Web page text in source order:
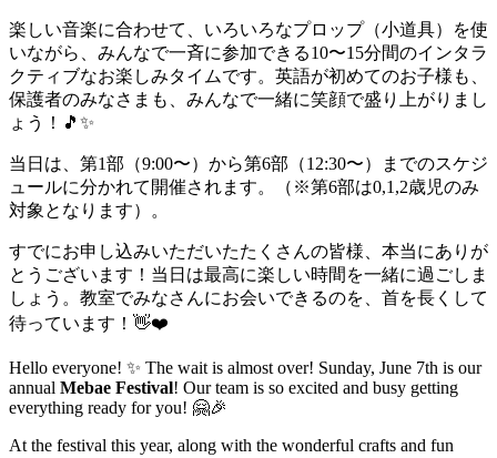
楽しい音楽に合わせて、いろいろなプロップ（小道具）を使
いながら、みんなで一斉に参加できる10〜15分間のインタラ
クティブなお楽しみタイムです。英語が初めてのお子様も、
保護者のみなさまも、みんなで一緒に笑顔で盛り上がりまし
ょう！🎵✨
当日は、第1部（9:00〜）から第6部（12:30〜）までのスケジ
ュールに分かれて開催されます。（※第6部は0,1,2歳児のみ
対象となります）。
すでにお申し込みいただいたたくさんの皆様、本当にありが
とうございます！当日は最高に楽しい時間を一緒に過ごしま
しょう。教室でみなさんにお会いできるのを、首を長くして
待っています！👋❤️
Hello everyone! ✨ The wait is almost over! Sunday, June 7th is our
annual Mebae Festival! Our team is so excited and busy getting
everything ready for you! 🤗🎉
At the festival this year, along with the wonderful crafts and fun